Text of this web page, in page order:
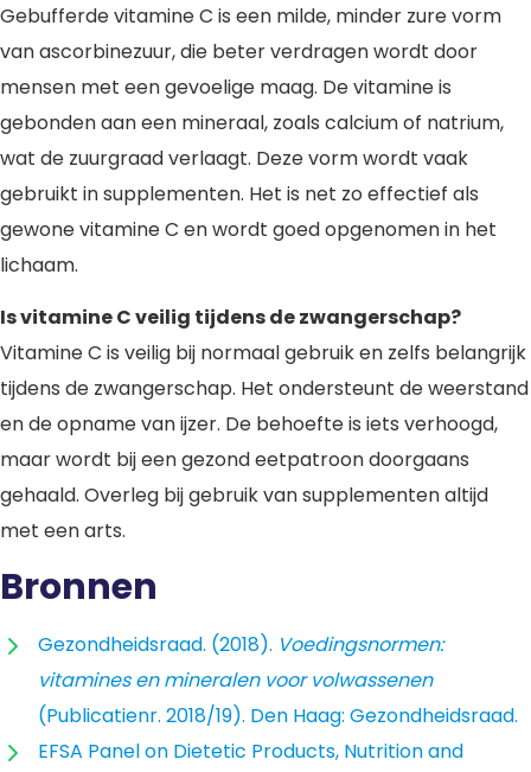
Gebufferde vitamine C is een milde, minder zure vorm
van ascorbinezuur, die beter verdragen wordt door
mensen met een gevoelige maag. De vitamine is
gebonden aan een mineraal, zoals calcium of natrium,
wat de zuurgraad verlaagt. Deze vorm wordt vaak
gebruikt in supplementen. Het is net zo effectief als
gewone vitamine C en wordt goed opgenomen in het
lichaam.
Is vitamine C veilig tijdens de zwangerschap?
Vitamine C is veilig bij normaal gebruik en zelfs belangrijk
tijdens de zwangerschap. Het ondersteunt de weerstand
en de opname van ijzer. De behoefte is iets verhoogd,
maar wordt bij een gezond eetpatroon doorgaans
gehaald. Overleg bij gebruik van supplementen altijd
met een arts.
Bronnen
Gezondheidsraad. (2018). Voedingsnormen:
vitamines en mineralen voor volwassenen
(Publicatienr. 2018/19). Den Haag: Gezondheidsraad.
EFSA Panel on Dietetic Products, Nutrition and